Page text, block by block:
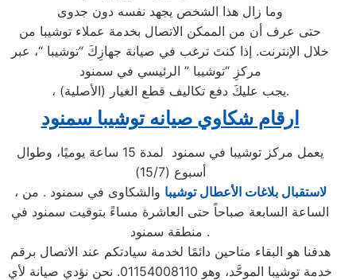
وما زال هذا الشخص يجهد نفسه دون جدوى
حتى عرف أن من الممكن الاتصال بخدمة عملاء توشيبا من
خلال الإنترنت. إذا كنتَ ترغب في صيانة جهازِكَ “توشيبا “، عبر
مركزِ “توشيبا ” الرئيسي في سمنود
، يجب عليكَ دفع تكاليف قطع الغيار (الأصلية).
ارقام شكاوي صيانه توشيبا سمنود
يعمل مركز توشيبا في سمنود لمدة 15 ساعة يوميًا، وطوال
أسبوع (15/7)
،
لاستقبال بلاغات الأعطال توشيبا والشكاوى في سمنود . من
الساعة السابعة صباحاً حتى العاشرة مساءً بتوقيت سمنود في
منطقة سمنود .
هدفنا هو البقاء متاحين دائمًا لخدمة سيادتكم عند الاتصال برقم
خدمة توشيبا الموحَّد، وهو 01154008110. نحن نؤدي صيانة لأي